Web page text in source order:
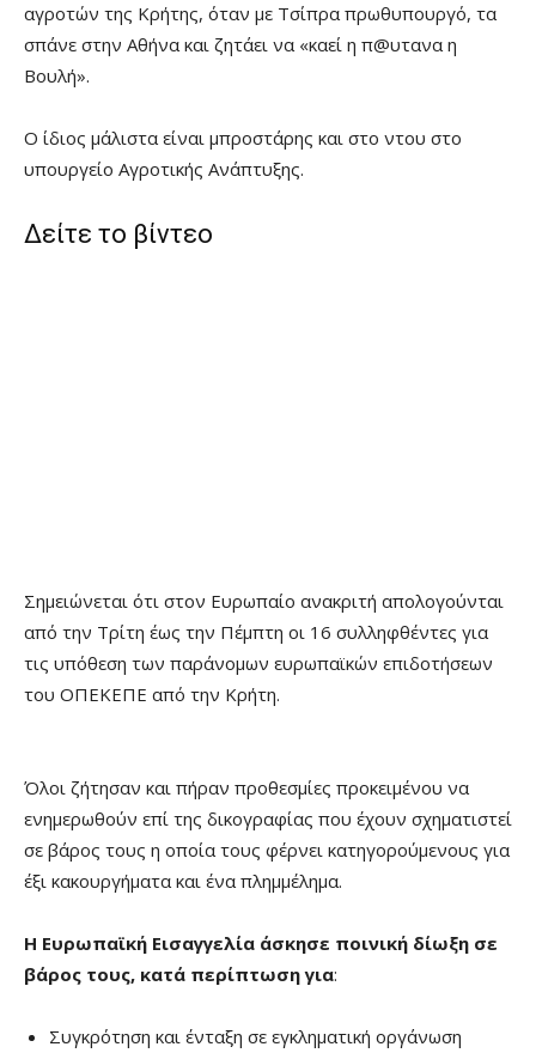
αγροτών της Κρήτης, όταν με Τσίπρα πρωθυπουργό, τα
σπάνε στην Αθήνα και ζητάει να «καεί η π@υτανα η
Βουλή».
Ο ίδιος μάλιστα είναι μπροστάρης και στο ντου στο
υπουργείο Αγροτικής Ανάπτυξης.
Δείτε το βίντεο
Σημειώνεται ότι στον Ευρωπαίο ανακριτή απολογούνται
από την Τρίτη έως την Πέμπτη οι 16 συλληφθέντες για
τις υπόθεση των παράνομων ευρωπαϊκών επιδοτήσεων
του ΟΠΕΚΕΠΕ από την Κρήτη.
Όλοι ζήτησαν και πήραν προθεσμίες προκειμένου να
ενημερωθούν επί της δικογραφίας που έχουν σχηματιστεί
σε βάρος τους η οποία τους φέρνει κατηγορούμενους για
έξι κακουργήματα και ένα πλημμέλημα.
Η Ευρωπαϊκή Εισαγγελία άσκησε ποινική δίωξη σε
βάρος τους, κατά περίπτωση για:
Συγκρότηση και ένταξη σε εγκληματική οργάνωση